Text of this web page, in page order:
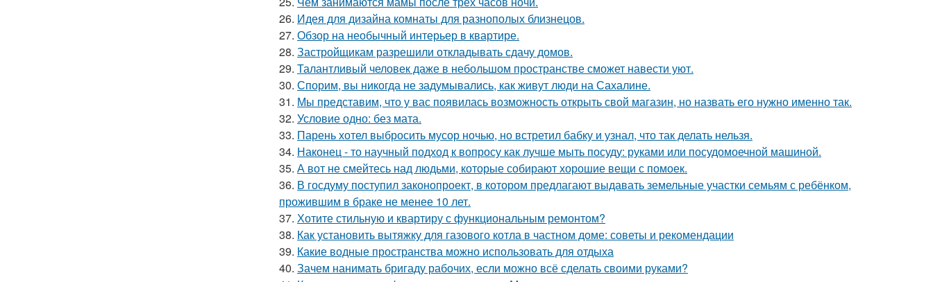
26. Идея для дизайна комнаты для разнополых близнецов.
27. Обзор на необычный интерьер в квартире.
28. Застройщикам разрешили откладывать сдачу домов.
29. Талантливый человек даже в небольшом пространстве сможет навести уют.
30. Спорим, вы никогда не задумывались, как живут люди на Сахалине.
31. Мы представим, что у вас появилась возможность открыть свой магазин, но назвать его нужно именно так.
32. Условие одно: без мата.
33. Парень хотел выбросить мусор ночью, но встретил бабку и узнал, что так делать нельзя.
34. Наконец - то научный подход к вопросу как лучше мыть посуду: руками или посудомоечной машиной.
35. А вот не смейтесь над людьми, которые собирают хорошие вещи с помоек.
36. В госдуму поступил законопроект, в котором предлагают выдавать земельные участки семьям с ребёнком,
прожившим в браке не менее 10 лет.
37. Хотите стильную и квартиру с функциональным ремонтом?
38. Как установить вытяжку для газового котла в частном доме: советы и рекомендации
39. Какие водные пространства можно использовать для отдыха
40. Зачем нанимать бригаду рабочих, если можно всё сделать своими руками?